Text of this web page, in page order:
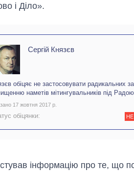
і Діло».
Сергій Князєв
обіцяє не застосовувати радикальних
наметів мітингувальників під Радою
17 жовтня 2017 р.
обіцянки:
інформацію про те, що